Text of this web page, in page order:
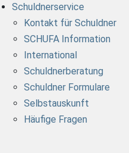
Schuldnerservice
Kontakt für Schuldner
SCHUFA Information
International
Schuldnerberatung
Schuldner Formulare
Selbstauskunft
Häufige Fragen